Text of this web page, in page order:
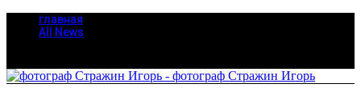
главная
All News